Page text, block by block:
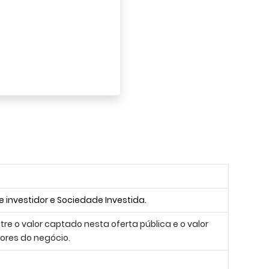
e Sociedade Investida.
o valor captado nesta oferta pública e o valor
do negócio.